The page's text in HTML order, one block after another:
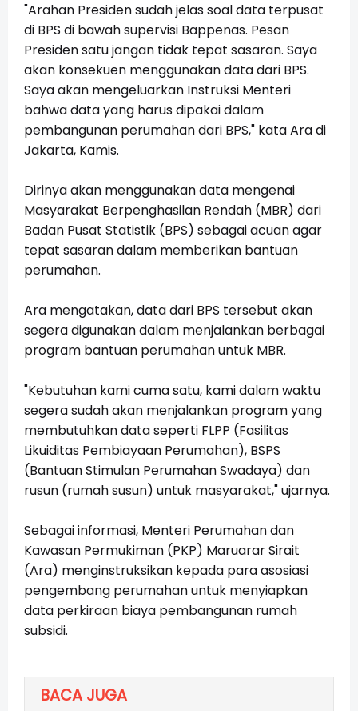
"Arahan Presiden sudah jelas soal data terpusat
di BPS di bawah supervisi Bappenas. Pesan
Presiden satu jangan tidak tepat sasaran. Saya
akan konsekuen menggunakan data dari BPS.
Saya akan mengeluarkan Instruksi Menteri
bahwa data yang harus dipakai dalam
pembangunan perumahan dari BPS," kata Ara di
Jakarta, Kamis.
Dirinya akan menggunakan data mengenai
Masyarakat Berpenghasilan Rendah (MBR) dari
Badan Pusat Statistik (BPS) sebagai acuan agar
tepat sasaran dalam memberikan bantuan
perumahan.
Ara mengatakan, data dari BPS tersebut akan
segera digunakan dalam menjalankan berbagai
program bantuan perumahan untuk MBR.
"Kebutuhan kami cuma satu, kami dalam waktu
segera sudah akan menjalankan program yang
membutuhkan data seperti FLPP (Fasilitas
Likuiditas Pembiayaan Perumahan), BSPS
(Bantuan Stimulan Perumahan Swadaya) dan
rusun (rumah susun) untuk masyarakat," ujarnya.
Sebagai informasi, Menteri Perumahan dan
Kawasan Permukiman (PKP) Maruarar Sirait
(Ara) menginstruksikan kepada para asosiasi
pengembang perumahan untuk menyiapkan
data perkiraan biaya pembangunan rumah
subsidi.
BACA JUGA